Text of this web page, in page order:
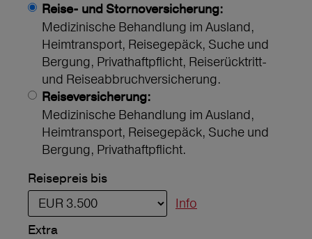
Reise- und Stornoversicherung:
Medizinische Behandlung im Ausland,
Heimtransport, Reisegepäck, Suche und
Bergung, Privathaftpflicht, Reiserücktritt-
und Reiseabbruchversicherung.
Reiseversicherung:
Medizinische Behandlung im Ausland,
Heimtransport, Reisegepäck, Suche und
Bergung, Privathaftpflicht.
Reisepreis bis
Info
Extra